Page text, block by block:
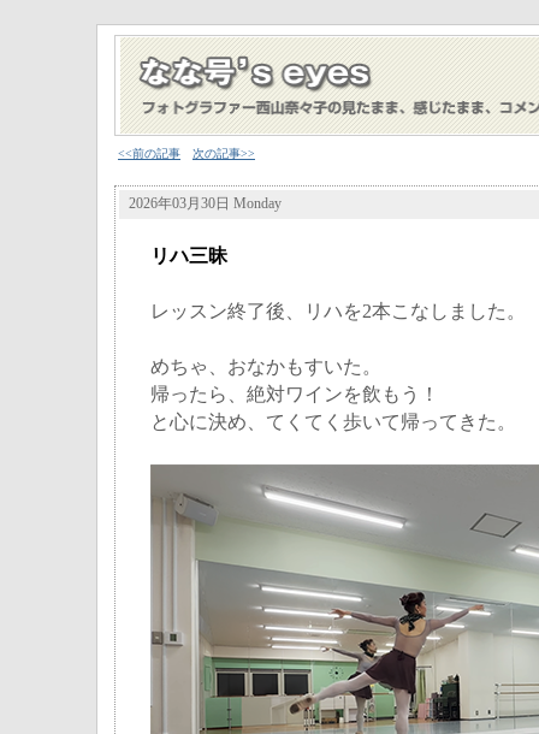
<<前の記事 次の記事>>
2026年03月30日 Monday
リハ三昧
レッスン終了後、リハを2本こなしました。
めちゃ、おなかもすいた。
帰ったら、絶対ワインを飲もう！
と心に決め、てくてく歩いて帰ってきた。